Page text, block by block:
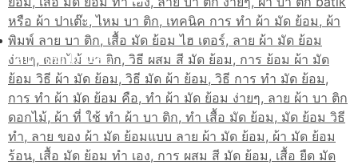
เส้นทางมาโรงเรียน